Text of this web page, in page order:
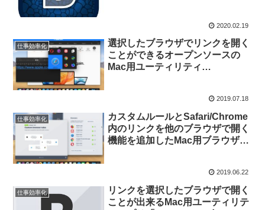
2020.02.19
仕事効率化
選択したブラウザでリンクを開く
ことができるオープンソースの
Mac用ユーティリティ
2019.07.18
仕事効率化
カスタムルールとSafari/Chrome
内のリンクを他のブラウザで開く
機能を追加したMac用ブラウザユ
2019.06.22
仕事効率化
リンクを選択したブラウザで開く
ことが出来るMac用ユーティリテ